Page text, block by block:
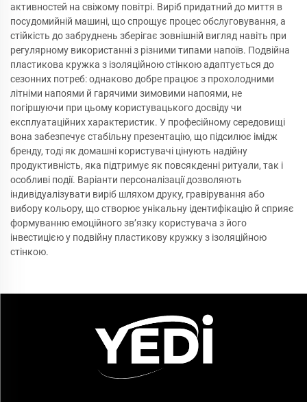
активностей на свіжому повітрі. Виріб придатний до миття в
посудомийній машині, що спрощує процес обслуговування, а
стійкість до забруднень зберігає зовнішній вигляд навіть при
регулярному використанні з різними типами напоїв. Подвійна
пластикова кружка з ізоляційною стінкою адаптується до
сезонних потреб: однаково добре працює з прохолодними
літніми напоями й гарячими зимовими напоями, не
погіршуючи при цьому користувацького досвіду чи
експлуатаційних характеристик. У професійному середовищі
вона забезпечує стабільну презентацію, що підсилює імідж
бренду, тоді як домашні користувачі цінують надійну
продуктивність, яка підтримує як повсякденні ритуали, так і
особливі події. Варіанти персоналізації дозволяють
індивідуалізувати виріб шляхом друку, гравірування або
вибору кольору, що створює унікальну ідентифікацію й сприяє
формуванню емоційного зв’язку користувача з його
інвестицією у подвійну пластикову кружку з ізоляційною
стінкою.